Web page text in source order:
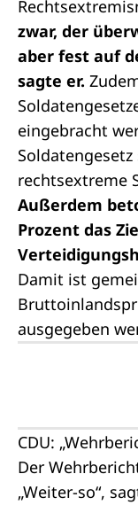
zwar, der
aber fest auf
sagte er.
eingebracht
rechtsextreme
Außerdem
Prozent das
Damit ist
ausgegeben
CDU:
Der
„Weiter-so“,